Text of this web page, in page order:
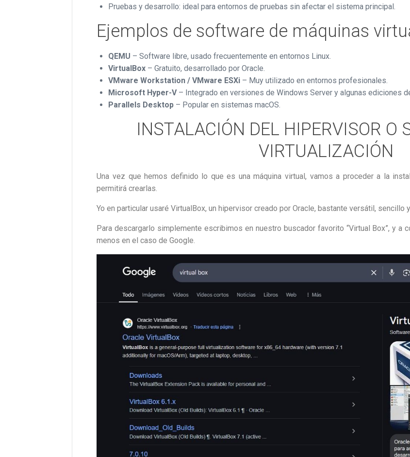
Pruebas y desarrollo: ideal para entornos de pruebas sin afectar el sistema principal.
Ejemplos de software de máquinas
QEMU – Software libre, usado frecuentemente en entornos Linux.
VirtualBox – Gratuito, desarrollado por Oracle.
VMware Workstation / VMware ESXi – Muy utilizado en entornos profesionales.
Microsoft Hyper-V– Integrado en versiones de Windows Server y algunas ediciones
Parallels Desktop – Popular en sistemas macOS.
INSTALACIÓN DEL HIPERVISOR O
VIRTUALIZACIÓN
Una vez que hemos definido lo que es una máquina virtual, vamos a proceder a la
permitirá crearlas.
Yo en particular usaré VirtualBox, un hipervisor creado por Oracle, bastante versátil, sencillo
Para descargarlo simplemente escribimos en nuestro buscador favorito “Virtual Box”, y a
menos en el caso de Google.